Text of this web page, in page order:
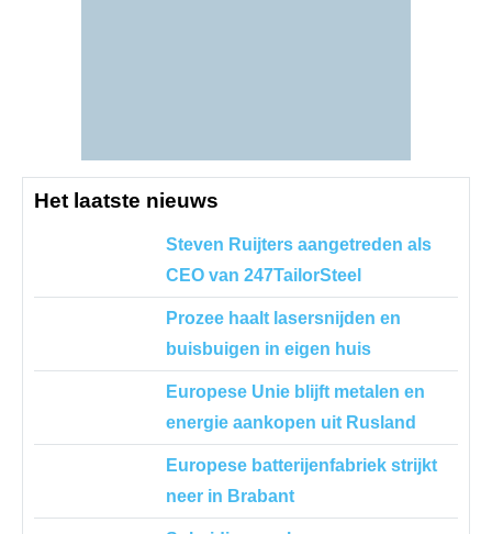
Het laatste nieuws
Steven Ruijters aangetreden als
CEO van 247TailorSteel
Prozee haalt lasersnijden en
buisbuigen in eigen huis
Europese Unie blijft metalen en
energie aankopen uit Rusland
Europese batterijenfabriek strijkt
neer in Brabant